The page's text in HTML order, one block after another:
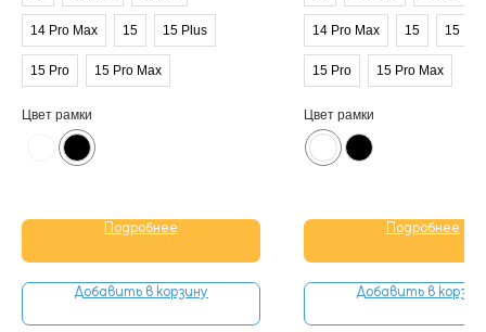
14 Pro Max 15 15 Plus
15 Pro 15 Pro Max
Цвет рамки
Подробнее
Добавить в корзину
14 Pro Max 15 15
15 Pro 15 Pro Max
Цвет рамки
Подробнее
Добавить в